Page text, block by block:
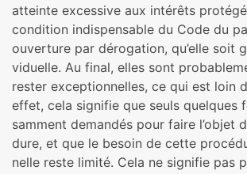
atteinte exces­sive aux inté­rêts
condi­tion indis­pen­sa­ble du Code du
ouver­ture par déro­ga­tion, qu’elle soit
vi­duelle. Au final, elles sont
rester excep­tion­nel­les, ce qui est loin
effet, cela signi­fie que seuls
sam­ment deman­dés pour faire l’objet
dure, et que le besoin de cette
nelle reste limité. Cela ne signi­fie pas